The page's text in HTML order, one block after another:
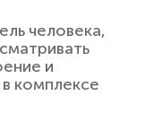
человека,
и
комплексе